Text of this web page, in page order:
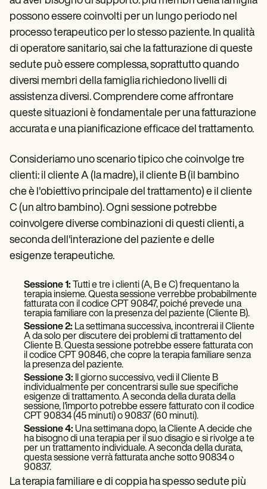
possono essere coinvolti per un lungo periodo nel
processo terapeutico per lo stesso paziente. In qualità
di operatore sanitario, sai che la fatturazione di queste
sedute può essere complessa, soprattutto quando
diversi membri della famiglia richiedono livelli di
assistenza diversi. Comprendere come affrontare
queste situazioni è fondamentale per una fatturazione
accurata e una pianificazione efficace del trattamento.
Consideriamo uno scenario tipico che coinvolge tre
clienti: il cliente A (la madre), il cliente B (il bambino
che è l'obiettivo principale del trattamento) e il cliente
C (un altro bambino). Ogni sessione potrebbe
coinvolgere diverse combinazioni di questi clienti, a
seconda dell'interazione del paziente e delle
esigenze terapeutiche.
Sessione 1: Tutti e tre i clienti (A, B e C) frequentano la
terapia insieme. Questa sessione verrebbe probabilmente
fatturata con il codice CPT 90847, poiché prevede una
terapia familiare con la presenza del paziente (Cliente B).
Sessione 2: La settimana successiva, incontrerai il Cliente
A da solo per discutere dei problemi di trattamento del
Cliente B. Questa sessione potrebbe essere fatturata con
il codice CPT 90846, che copre la terapia familiare senza
la presenza del paziente.
Sessione 3: Il giorno successivo, vedi il Cliente B
individualmente per concentrarsi sulle sue specifiche
esigenze di trattamento. A seconda della durata della
sessione, l'importo potrebbe essere fatturato con il codice
CPT 90834 (45 minuti) o 90837 (60 minuti).
Sessione 4: Una settimana dopo, la Cliente A decide che
ha bisogno di una terapia per il suo disagio e si rivolge a te
per un trattamento individuale. A seconda della durata,
questa sessione verrà fatturata anche sotto 90834 o
90837.
La terapia familiare e di coppia ha spesso sedute più